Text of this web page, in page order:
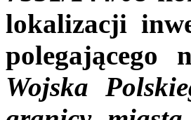
lokalizacji
polegającego
Wojska